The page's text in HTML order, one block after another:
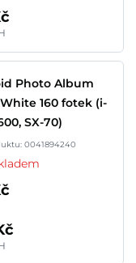
Photo Album
160 fotek (i-
SX-70)
0041894240